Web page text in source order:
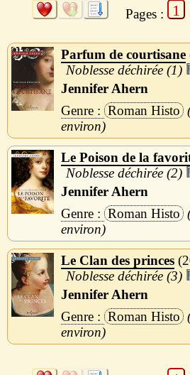
Pages : 1
Parfum de courtisane
Noblesse déchirée (1)
Jennifer Ahern
Roman Histo
Le Poison de la
Noblesse déchirée (2)
Jennifer Ahern
Roman Histo
Le Clan des princes
Noblesse déchirée (3)
Jennifer Ahern
Roman Histo